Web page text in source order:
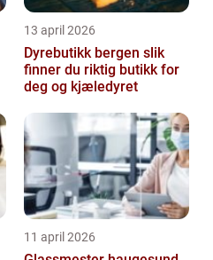
13 april 2026
Dyrebutikk bergen slik
finner du riktig butikk for
deg og kjæledyret
11 april 2026